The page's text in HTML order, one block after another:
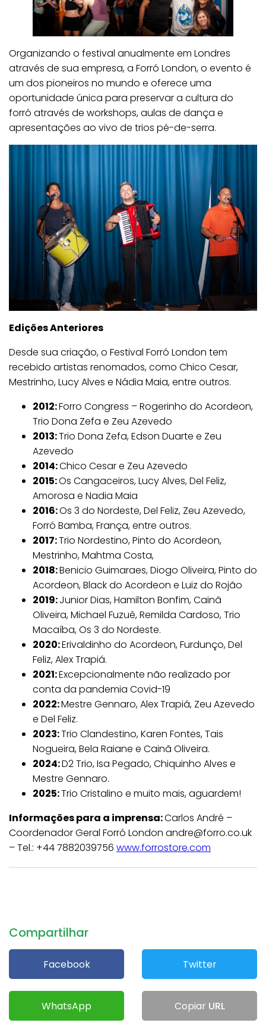
Organizando o festival anualmente em Londres
através de sua empresa, a Forró London, o evento é
um dos pioneiros no mundo e oferece uma
oportunidade única para preservar a cultura do
forró através de workshops, aulas de dança e
apresentações ao vivo de trios pé-de-serra.
Edições Anteriores
Desde sua criação, o Festival Forró London tem
recebido artistas renomados, como Chico Cesar,
Mestrinho, Lucy Alves e Nádia Maia, entre outros.
2012:Forro Congress – Rogerinho do Acordeon,
Trio Dona Zefa e Zeu Azevedo
2013:Trio Dona Zefa, Edson Duarte e Zeu
Azevedo
2014:Chico Cesar e Zeu Azevedo
2015:Os Cangaceiros, Lucy Alves, Del Feliz,
Amorosa e Nadia Maia
2016:Os 3 do Nordeste, Del Feliz, Zeu Azevedo,
Forró Bamba, França, entre outros.
2017:Trio Nordestino, Pinto do Acordeon,
Mestrinho, Mahtma Costa,
2018:Benicio Guimaraes, Diogo Oliveira, Pinto do
Acordeon, Black do Acordeon e Luiz do Rojão
2019:Junior Dias, Hamilton Bonfim, Cainã
Oliveira, Michael Fuzuê, Remilda Cardoso, Trio
Macaíba, Os 3 do Nordeste.
2020:Erivaldinho do Acordeon, Furdunço, Del
Feliz, Alex Trapiá.
2021:Excepcionalmente não realizado por
conta da pandemia Covid-19
2022:Mestre Gennaro, Alex Trapiá, Zeu Azevedo
e Del Feliz.
2023:Trio Clandestino, Karen Fontes, Tais
Nogueira, Bela Raiane e Cainã Oliveira.
2024:D2 Trio, Isa Pegado, Chiquinho Alves e
Mestre Gennaro.
2025:Trio Cristalino e muito mais, aguardem!
Informações para a imprensa:Carlos André –
Coordenador Geral Forró London andre@forro.co.uk
– Tel.: +44 7882039756 www.forrostore.com
Compartilhar
Facebook Twitter
WhatsApp Copiar URL